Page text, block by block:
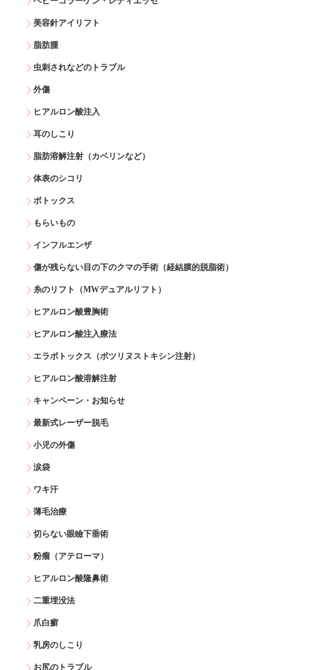
美容針アイリフト
脂肪腫
虫刺されなどのトラブル
外傷
ヒアルロン酸注入
耳のしこり
脂肪溶解注射（カベリンなど）
体表のシコリ
ボトックス
もらいもの
インフルエンザ
傷が残らない目の下のクマの手術（経結膜的脱脂術）
糸のリフト（MWデュアルリフト）
ヒアルロン酸豊胸術
ヒアルロン酸注入療法
エラボトックス（ボツリヌストキシン注射）
ヒアルロン酸溶解注射
キャンペーン・お知らせ
最新式レーザー脱毛
小児の外傷
涙袋
ワキ汗
薄毛治療
切らない眼瞼下垂術
粉瘤（アテローマ）
ヒアルロン酸隆鼻術
二重埋没法
爪白癬
乳房のしこり
お尻のトラブル